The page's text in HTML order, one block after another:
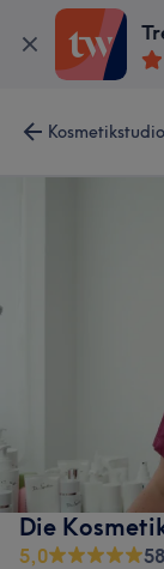
Die
5,0